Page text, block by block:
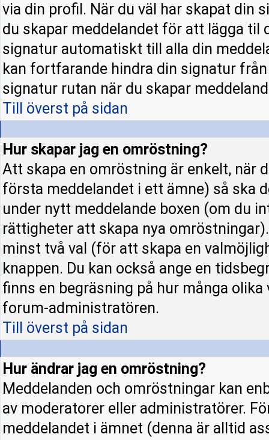
via din profil. När du väl har skapat din
du skapar meddelandet för att lägga til
signatur automatiskt till alla din
kan fortfarande hindra din signatur
signatur rutan när du skapar
Till överst på sidan
Hur skapar jag en omröstning?
Att skapa en omröstning är enkelt, när
första meddelandet i ett ämne) så ska
under nytt meddelande boxen (om du
rättigheter att skapa nya
minst två val (för att skapa en
knappen. Du kan också ange en
finns en begräsning på hur många
forum-administratören.
Till överst på sidan
Hur ändrar jag en omröstning?
Meddelanden och omröstningar kan
av moderatorer eller administratörer.
meddelandet i ämnet (denna är alltid